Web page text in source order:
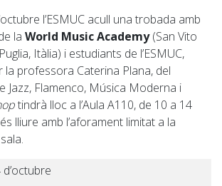
l’ESMUC acull una trobada amb
la World Music Academy(San Vito
Itàlia) i estudiants de l’ESMUC,
professora Caterina Plana, del
Jazz, Flamenco, Música Moderna i
tindrà lloc a l’Aula A110, de 10 a 14
lliure amb l’aforament limitat a la